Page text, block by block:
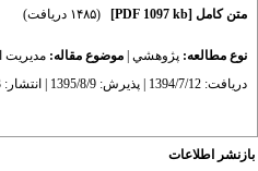
متن کامل [PDF 1097 kb] (۱۴۸۵ دریافت)
نوع مطالعه: پژوهشي موضوع مقاله: مديريت
دریافت: 1394/7/12 | پذیرش: 1395/8/9 | انتشار: 1396/8/23
بازنشر اطلاعات